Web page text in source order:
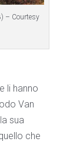
– Courtesy
li hanno
Van
sua
che